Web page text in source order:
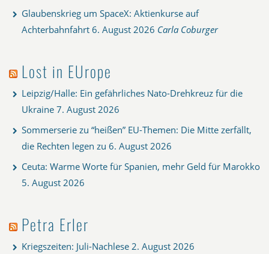
Glaubenskrieg um SpaceX: Aktienkurse auf
Achterbahnfahrt 6. August 2026 Carla Coburger
Lost in EUrope
Leipzig/Halle: Ein gefährliches Nato-Drehkreuz für die
Ukraine 7. August 2026
Sommerserie zu “heißen” EU-Themen: Die Mitte zerfällt,
die Rechten legen zu 6. August 2026
Ceuta: Warme Worte für Spanien, mehr Geld für Marokko
5. August 2026
Petra Erler
Kriegszeiten: Juli-Nachlese 2. August 2026